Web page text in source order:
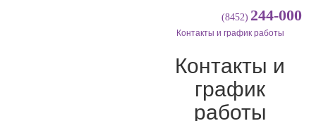
(8452) 244-000
Контакты и график работы
Контакты и
график
работы